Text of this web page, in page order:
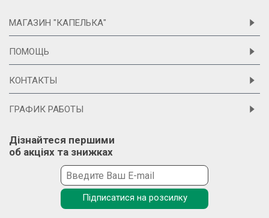
МАГАЗИН "КАПЕЛЬКА"
ПОМОЩЬ
КОНТАКТЫ
ГРАФИК РАБОТЫ
Дізнайтеся першими
об акціях та знижках
Підписатися на розсилку